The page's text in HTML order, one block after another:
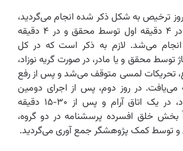
ترخیص به شکل ذکر شده انجام می‌گردید،
به طوریکه ماساژ در ۴ دقیقه اول توسط محقق و در ۴ دقیقه
می‌شد. لازم به ذکر است که در کل
توسط محقق و یا مادر، در صورت گریه نوزاد،
تحریکات لمسی متوقف می‌شد و پس از رفع
می‌یافت. در روز دوم، پس از اجرای دومین
مرحله ماساژ نوزاد، در یک اتاق آرام و پس از ۳۰-۱۵ دقیقه
بخش خلق افسرده پرسشنامه در دو گروه،
و توسط کمک پژوهشگر جمع آوری می‌گردید.